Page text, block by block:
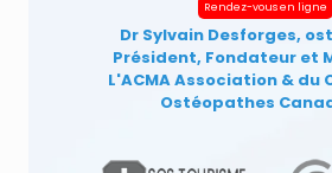
Rendez-vous en ligne
Dr Sylvain Desforges,
Président, Fondateur et
L'ACMA Association & du
Ostéopathes